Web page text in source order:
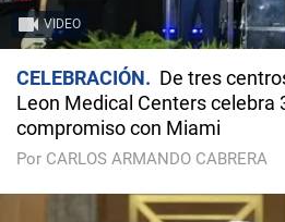
VIDEO
CELEBRACIÓN
De tres
Leon Medical Centers celebra
compromiso con Miami
Por CARLOS ARMANDO CABRERA